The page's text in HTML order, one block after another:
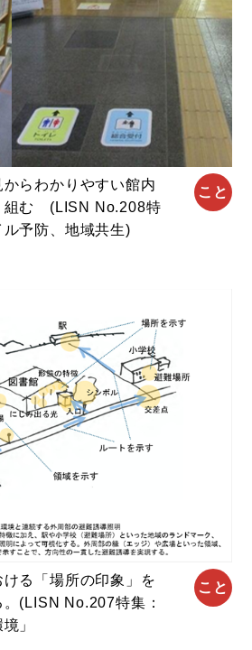
らわかりやすい館内
組む (LISN No.208特
予防、地域共生)
こと
る「場所の印象」を
(LISN No.207特集：
」
こと